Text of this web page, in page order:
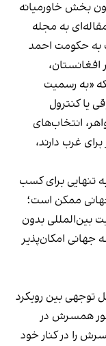
بخش خاورمیانه
به مجله
به حکومت احمد
افغانستان،
«به رسمیت
یا کنترول
انتخاب‌های
غرب دارند،
تنهایی برای کسب
ممکن است؛
بین‌المللی بدون
امکان‌پذیر
توجهی بین رویکرد
همسرش در
را در کنار خود